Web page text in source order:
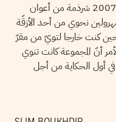
باغتتني صباح اليوم الخميس 18 جانفي 2007 شرذمة من أعوان
نحوي من أحد الأزقّة
حين كنت خارجا لتويّ من مقرّ
أنّ المجموعة كانت تنوي
في أول الحكاية من أجل